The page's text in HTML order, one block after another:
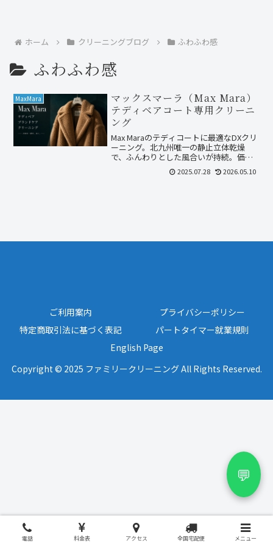
ホーム クリーニングブログ ふわふわ感
ふわふわ感
MaxMara
マックスマーラ（Max Mara）
テディベアコート専用クリーニ
ング
Max Maraのテディコートに最適なDXクリ
ーニング。北九州唯一の静止立体乾燥
で、ふんわりとした風合いが持続。価格
約1万円・納期2週間〜1ヶ月。
2025.07.28 2026.05.10
💬
ご利用案内
プライバシーポリシー
特定商取引法に基づく表記
パートタイマー就業規則
English Page
Copyright © 2025 ファミリークリーニング All Rights Reserved.
電話 料金表 アクセス 全国宅配便 メニュー